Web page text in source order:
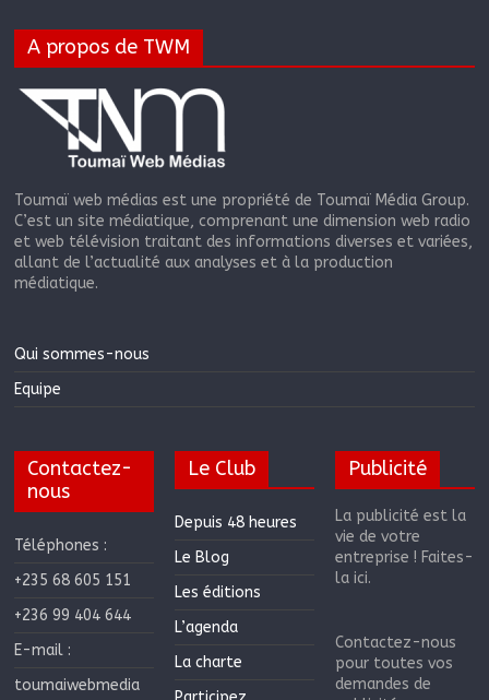
A propos de TWM
Toumaï web médias est une propriété de Toumaï Média Group.
C’est un site médiatique, comprenant une dimension web radio
et web télévision traitant des informations diverses et variées,
allant de l’actualité aux analyses et à la production
médiatique.
Qui sommes-nous
Equipe
Contactez-
nous
Téléphones :
+235 68 605 151
+236 99 404 644
E-mail :
toumaiwebmedia
Le Club
Depuis 48 heures
Le Blog
Les éditions
L’agenda
La charte
Publicité
La publicité est la
vie de votre
entreprise ! Faites-
la ici.
Contactez-nous
pour toutes vos
demandes de